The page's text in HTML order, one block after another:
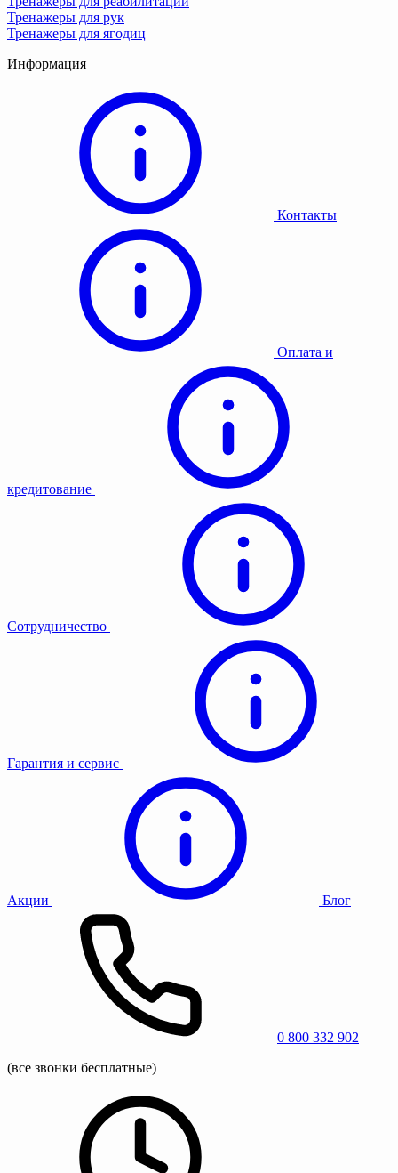
Тренажеры для рук
Тренажеры для ягодиц
Информация
Контакты
Оплата и
кредитование
Сотрудничество
Гарантия и сервис
Акции Блог
0 800 332 902
(все звонки бесплатные)